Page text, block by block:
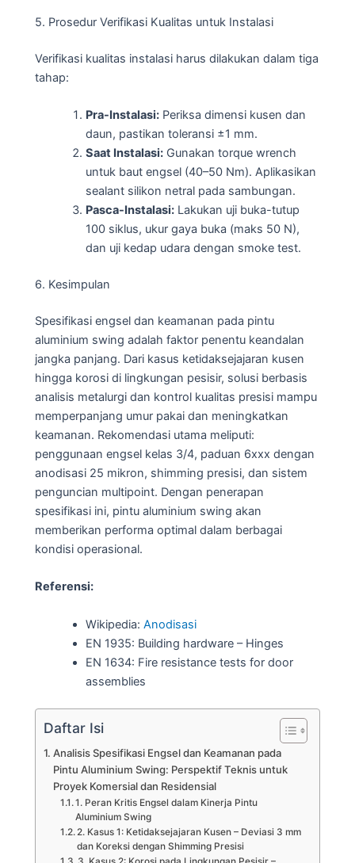
5. Prosedur Verifikasi Kualitas untuk Instalasi
Verifikasi kualitas instalasi harus dilakukan dalam tiga
tahap:
Pra-Instalasi:Periksa dimensi kusen dan
daun, pastikan toleransi ±1 mm.
Saat Instalasi:Gunakan torque wrench
untuk baut engsel (40–50 Nm). Aplikasikan
sealant silikon netral pada sambungan.
Pasca-Instalasi:Lakukan uji buka-tutup
100 siklus, ukur gaya buka (maks 50 N),
dan uji kedap udara dengan smoke test.
6. Kesimpulan
Spesifikasi engsel dan keamanan pada pintu
aluminium swing adalah faktor penentu keandalan
jangka panjang. Dari kasus ketidaksejajaran kusen
hingga korosi di lingkungan pesisir, solusi berbasis
analisis metalurgi dan kontrol kualitas presisi mampu
memperpanjang umur pakai dan meningkatkan
keamanan. Rekomendasi utama meliputi:
penggunaan engsel kelas 3/4, paduan 6xxx dengan
anodisasi 25 mikron, shimming presisi, dan sistem
penguncian multipoint. Dengan penerapan
spesifikasi ini, pintu aluminium swing akan
memberikan performa optimal dalam berbagai
kondisi operasional.
Referensi:
Wikipedia: Anodisasi
EN 1935: Building hardware – Hinges
EN 1634: Fire resistance tests for door
assemblies
Daftar Isi
Analisis Spesifikasi Engsel dan Keamanan pada
Pintu Aluminium Swing: Perspektif Teknis untuk
Proyek Komersial dan Residensial
1. Peran Kritis Engsel dalam Kinerja Pintu
Aluminium Swing
2. Kasus 1: Ketidaksejajaran Kusen – Deviasi 3 mm
dan Koreksi dengan Shimming Presisi